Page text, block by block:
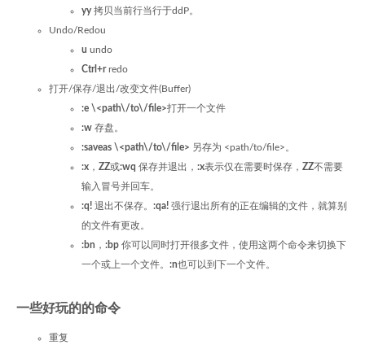
yy拷贝当前行当行于ddP。
Undo/Redou
u undo
Ctrl+rredo
打开/保存/退出/改变文件(Buffer)
:e \<path\/to\/file>打开一个文件
:w 存盘。
:saveas \<path\/to\/file> 另存为 <path/to/file>。
:x ， ZZ或:wq 保存并退出， :x表示仅在需要时保存， ZZ不需要
输入冒号并回车。
:q! 退出不保存。 :qa! 强行退出所有的正在编辑的文件，就算别
的文件有更改。
:bn ， :bp 你可以同时打开很多文件，使用这两个命令来切换下
一个或上一个文件。 :n也可以到下一个文件。
一些好玩的的命令
重复